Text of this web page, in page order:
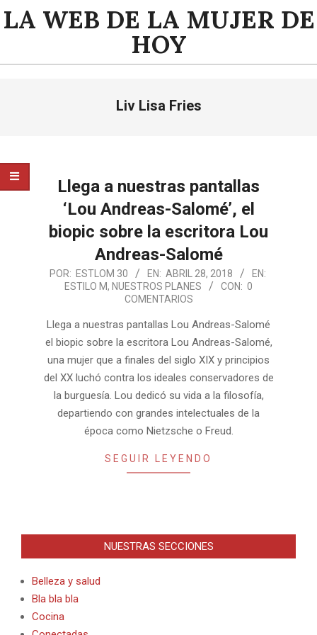
Saltar
alLA WEB DE LA MUJER DE
HOY
Liv Lisa Fries
Llega a nuestras pantallas
‘Lou Andreas-Salomé’, el
biopic sobre la escritora Lou
Andreas-Salomé
2018-
POR: ESTLOM 30 EN: ABRIL 28, 2018
EN:
ESTILO M, NUESTROS PLANES CON: 0
COMENTARIOS
Llega a nuestras pantallas Lou Andreas-Salomé
el biopic sobre la escritora Lou Andreas-Salomé,
una mujer que a finales del siglo XIX y principios
del XX luchó contra los ideales conservadores de
la burguesía. Lou dedicó su vida a la filosofía,
departiendo con grandes intelectuales de la
época como Nietzsche o Freud.
SEGUIR LEYENDO
NUESTRAS SECCIONES
Belleza y salud
Bla bla bla
Cocina